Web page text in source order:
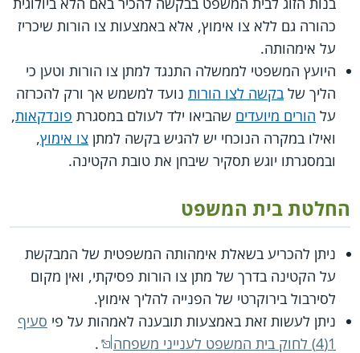
כהורה גם ללא צו אימוץ, אלא באמצעות צו הורות שיכריז
על אימהותה.
היועץ המשפטי לממשלה התנגד למתן צו הורות וטען כי
הליך של בקשה לצו הורות נועד למשמש אך ורק להכרזה
על הורים מיועדים שהביאו ילד לעולם במסגרת פונדקאות,
ואילו במקרה הנוכחי יש להגיש בקשה למתן צו אימוץ,
ובמסגרתו יוגש תסקיר שיבחן את טובת הקטינה.
החלטת בית המשפט
ניתן להכריע בשאלת אימהותה המשפטית של המבקשת
על הקטינה בדרך של מתן צו הורות פסיקתי, ואין מקום
לסירבול בירוקרטי של הפנייה להליך אימוץ.
ניתן לעשות זאת באמצעות תובענה לאמהות על פי סעיף
1(4) לחוק בית המשפט לענייני משפחה
.